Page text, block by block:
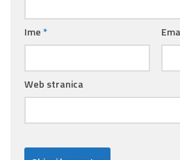
Ime *
Web stranica